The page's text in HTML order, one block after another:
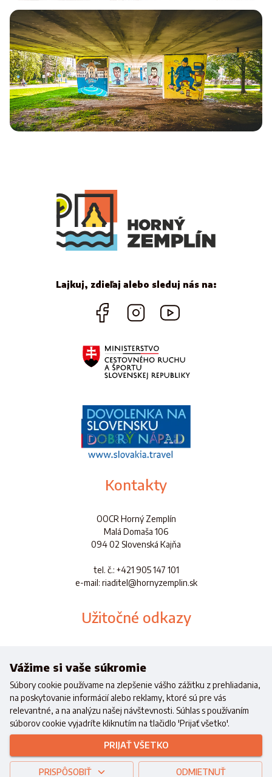
Lajkuj, zdieľaj alebo sleduj nás na:
Kontakty
OOCR Horný Zemplín
Malá Domaša 106
094 02 Slovenská Kajňa
tel. č.: +421 905 147 101
e-mail: riaditel@hornyzemplin.sk
Užitočné odkazy
Aplikácia
Realizované s finančnou podporouMinisterstva cestovného ruchu a
športu Slovenskej republiky
Copyright © 2021 OOCR HZ.Všetky práva vyhradené.
Created with
www.wici.sk
Vážime si vaše súkromie
Súbory cookie používame na zlepšenie vášho zážitku z prehliadania,
na poskytovanie informácií alebo reklamy, ktoré sú pre vás
relevantné, a na analýzu našej návštevnosti. Súhlas s používaním
súborov cookie vyjadríte kliknutím na tlačidlo 'Prijať všetko'.
PRIJAŤ VŠETKO
PRISPÔSOBIŤ ODMIETNUŤ